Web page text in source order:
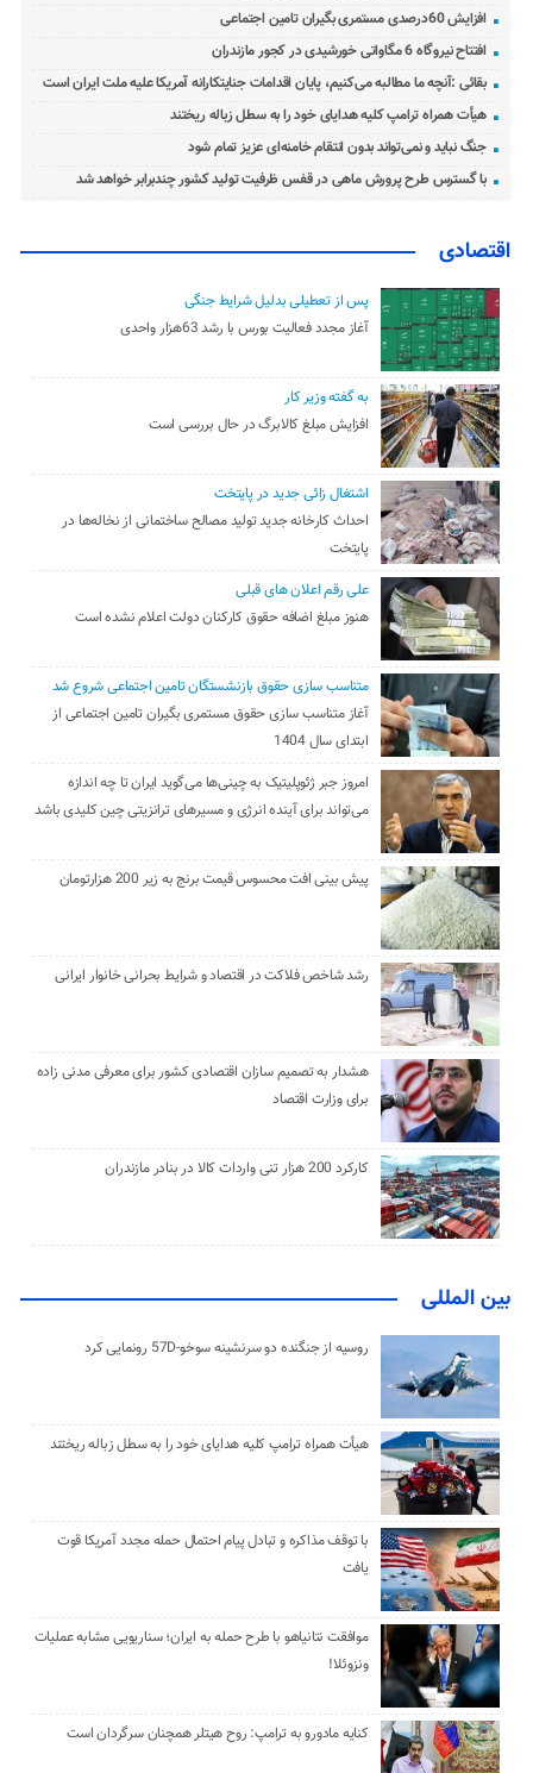
افزایش 60درصدی مستمری بگیران تامین اجتماعی
افتتاح نیروگاه 6 مگاواتی خورشیدی در کجور مازندران
بقائی :آنچه ما مطالبه می‌کنیم، پایان اقدامات جنایتکارانه آمریکا علیه ملت ایران است
هیأت همراه ترامپ کلیه هدایای خود را به سطل زباله ریختند
جنگ نباید و نمی‌تواند بدون انتقام خامنه‌ای عزیز تمام شود
با گسترس طرح پرورش ماهی در قفس ظرفیت تولید کشور چندبرابر خواهد شد
اقتصادی
پس از تعطیلی بدلیل شرایط جنگی
آغاز مجدد فعالیت بورس با رشد 63هزار واحدی
به گفته وزیر کار
افزایش مبلغ کالابرگ در حال بررسی است
اشتغال زائی جدید در پایتخت
احداث کارخانه جدید تولید مصالح ساختمانی از نخاله‌ها در
پایتخت
علی رقم اعلان های قبلی
هنوز مبلغ اضافه حقوق کارکنان دولت اعلام نشده است
متناسب سازی حقوق بازنشستگان تامین اجتماعی شروع شد
آغاز متناسب سازی حقوق مستمری بگیران تامین اجتماعی از
ابتدای سال 1404
امروز جبر ژئوپلیتیک به چینی‌ها می‌گوید ایران تا چه اندازه
می‌تواند برای آینده انرژی و مسیرهای ترانزیتی چین کلیدی باشد
پیش بینی افت محسوس قیمت برنج به زیر 200 هزارتومان
رشد شاخص فلاکت در اقتصاد و شرایط بحرانی خانوار ایرانی
هشدار به تصمیم سازان اقتصادی کشور برای معرفی مدنی زاده
برای وزارت اقتصاد
کارکرد 200 هزار تنی واردات کالا در بنادر مازندران
بین المللی
روسیه از جنگنده دو سرنشینه سوخو-57D رونمایی کرد
هیأت همراه ترامپ کلیه هدایای خود را به سطل زباله ریختند
با توقف مذاکره و تبادل پیام احتمال حمله مجدد آمریکا قوت
یافت
موافقت نتانیاهو با طرح حمله به ایران؛ سناریویی مشابه عملیات
ونزوئلا!
کنایه مادورو به ترامپ: روح هیتلر همچنان سرگردان است